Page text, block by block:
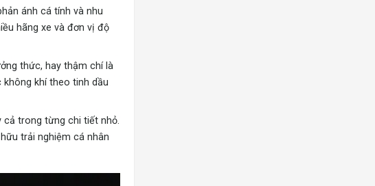
ánh cá tính và nhu
hãng xe và đơn vị độ
thức, hay thậm chí là
khí theo tinh dầu
cả trong từng chi tiết nhỏ.
trải nghiệm cá nhân